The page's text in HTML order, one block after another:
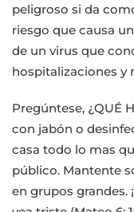
peligroso si da
riesgo que causa
de un virus que
hospitalizaciones y
Pregúntese, ¿QUÉ
con jabón o
casa todo lo mas
público. Mantente
en grupos grandes.